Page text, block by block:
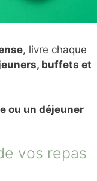
, livre chaque
buffets et
ou un déjeuner
vos repas